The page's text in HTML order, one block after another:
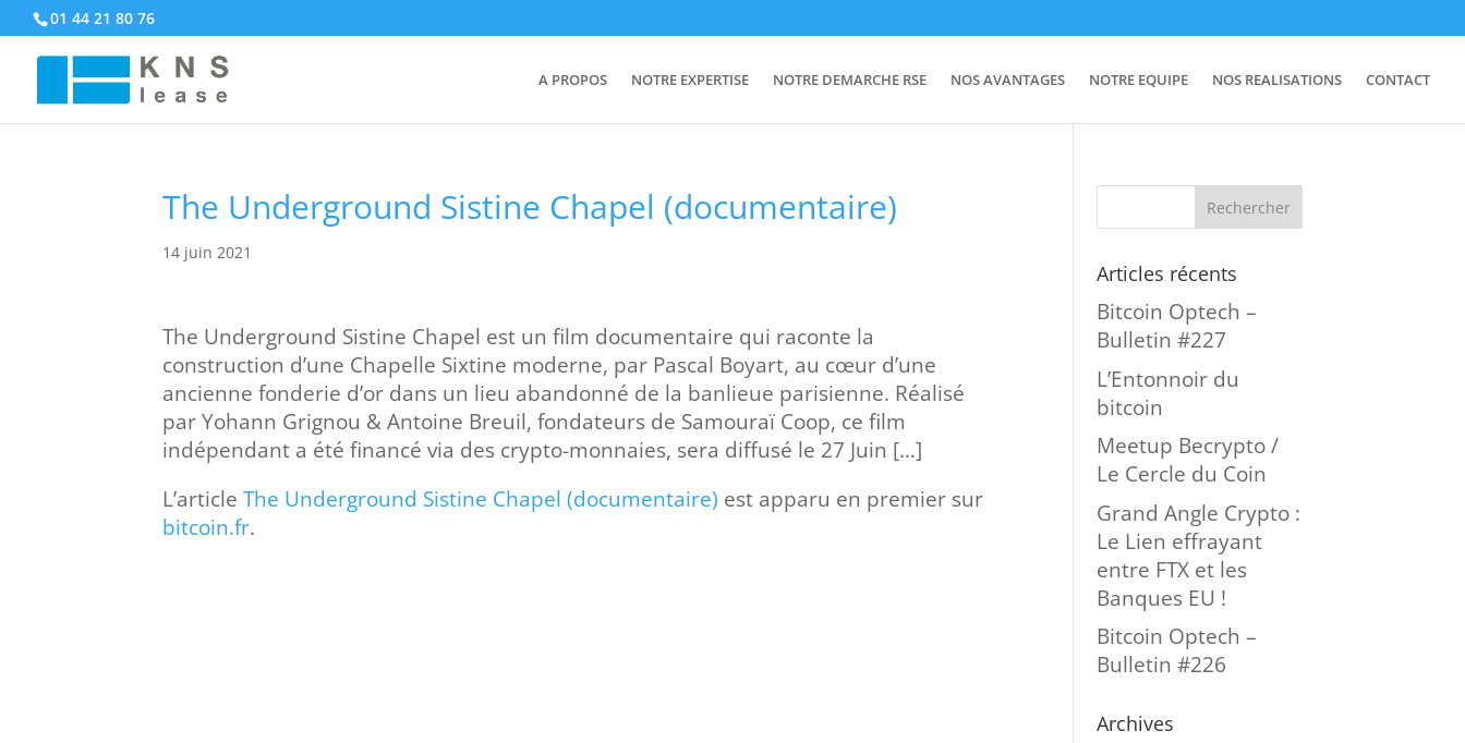
01 44 21 80 76
A PROPOS NOTRE EXPERTISE NOTRE DEMARCHE RSE NOS AVANTAGES NOTRE EQUIPE NOS REALISATIONS CONTACT
The Underground Sistine Chapel (documentaire)
14 juin 2021
The Underground Sistine Chapel est un film documentaire qui raconte la
construction d’une Chapelle Sixtine moderne, par Pascal Boyart, au cœur d’une
ancienne fonderie d’or dans un lieu abandonné de la banlieue parisienne. Réalisé
par Yohann Grignou & Antoine Breuil, fondateurs de Samouraï Coop, ce film
indépendant a été financé via des crypto-monnaies, sera diffusé le 27 Juin […]
L’articleThe Underground Sistine Chapel (documentaire) est apparu en premier sur
bitcoin.fr.
Articles récents
Bitcoin Optech –
Bulletin #227
L’Entonnoir du
bitcoin
Meetup Becrypto /
Le Cercle du Coin
Grand Angle Crypto :
Le Lien effrayant
entre FTX et les
Banques EU !
Bitcoin Optech –
Bulletin #226
Archives